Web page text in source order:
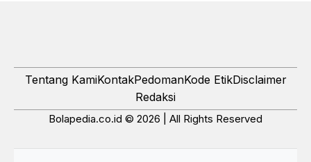
Tentang KamiKontakPedomanKode EtikDisclaimer
Redaksi
Bolapedia.co.id © 2026 | All Rights Reserved